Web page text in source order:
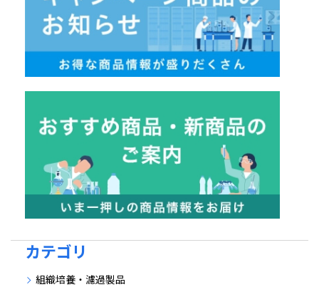
カテゴリ
組織培養・濾過製品